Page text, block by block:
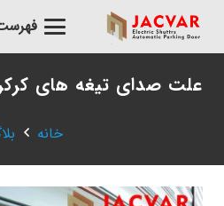
علت صدای تیغه های
خانه